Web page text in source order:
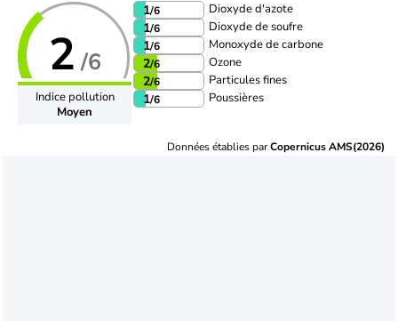
2 /6
Indice pollution
Moyen
1/6 Dioxyde d'azote
1/6 Dioxyde de soufre
1/6 Monoxyde de carbone
2/6 Ozone
2/6 Particules fines
1/6 Poussières
Données établies parCopernicus AMS(2026)